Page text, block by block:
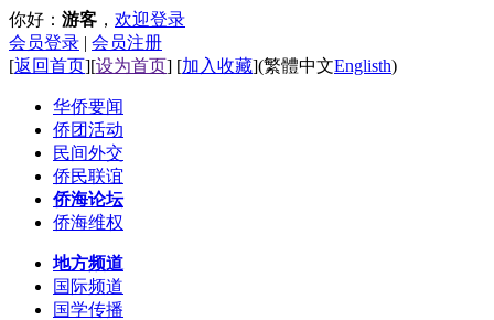
你好： 游客 ， 欢迎登录
会员登录 | 会员注册
[返回首页][设为首页] [加入收藏](繁體中文Englisth)
华侨要闻
侨团活动
民间外交
侨民联谊
侨海论坛
侨海维权
地方频道
国际频道
国学传播